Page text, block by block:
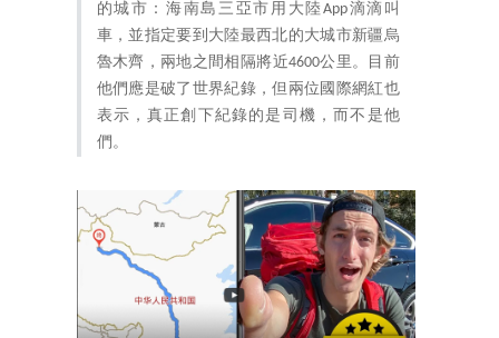
的城市：海南島三亞市用大陸App滴滴叫
車，並指定要到大陸最西北的大城市新疆烏
魯木齊，兩地之間相隔將近4600公里。目前
他們應是破了世界紀錄，但兩位國際網紅也
表示，真正創下紀錄的是司機，而不是他
們。